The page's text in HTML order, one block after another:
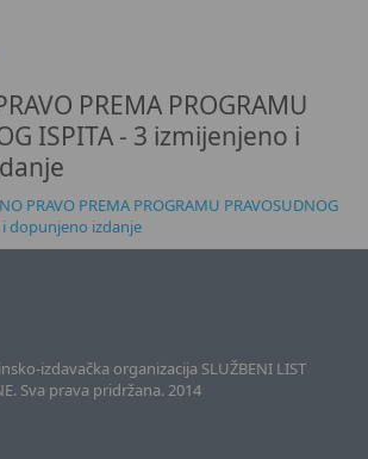
PREMA PROGRAMU
ISPITA - 3 izmijenjeno i
PRAVO PREMA PROGRAMU PRAVOSUDNOG
i dopunjeno izdanje
izdavačka organizacija SLUŽBENI LIST
Sva prava pridržana. 2014